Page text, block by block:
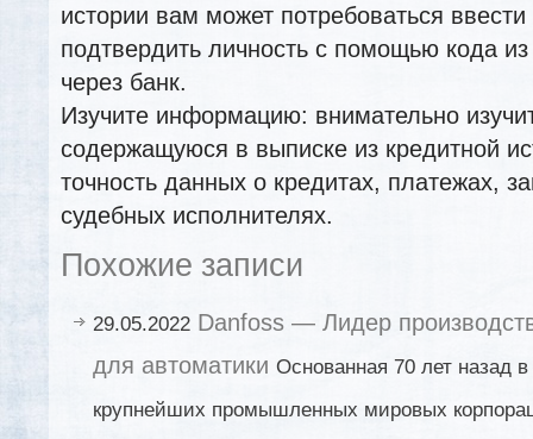
истории вам может потребоваться
подтвердить личность с помощью кода
через банк.
Изучите информацию: внимательно
содержащуюся в выписке из кредитной
точность данных о кредитах, платежах,
судебных исполнителях.
Похожие записи
29.05.2022 Danfoss — Лидер
для автоматики Основанная 70 лет назад
крупнейших промышленных мировых